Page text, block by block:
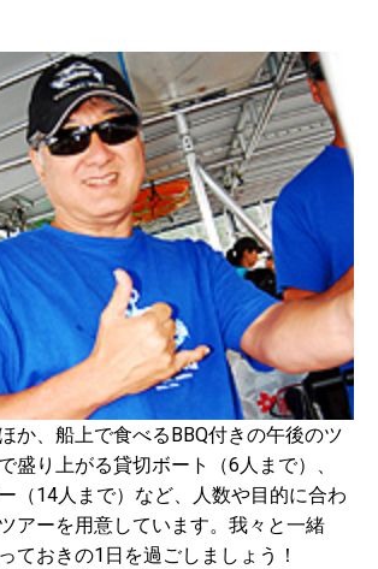
か、船上で食べるBBQ付きの午後のツ
盛り上がる貸切ボート（6人まで）、
（14人まで）など、人数や目的に合わ
アーを用意しています。我々と一緒
ておきの1日を過ごしましょう！